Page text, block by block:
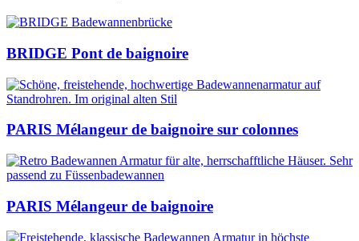
BRIDGE Pont de baignoire
PARIS Mélangeur de baignoire sur colonnes
PARIS Mélangeur de baignoire